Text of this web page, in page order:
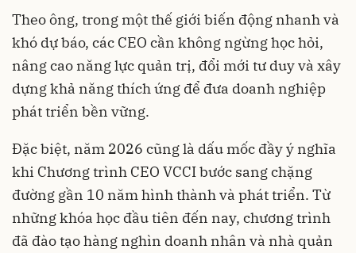
Theo ông, trong một thế giới biến động nhanh và
khó dự báo, các CEO cần không ngừng học hỏi,
nâng cao năng lực quản trị, đổi mới tư duy và xây
dựng khả năng thích ứng để đưa doanh nghiệp
phát triển bền vững.
Đặc biệt, năm 2026 cũng là dấu mốc đầy ý nghĩa
khi Chương trình CEO VCCI bước sang chặng
đường gần 10 năm hình thành và phát triển. Từ
những khóa học đầu tiên đến nay, chương trình
đã đào tạo hàng nghìn doanh nhân và nhà quản